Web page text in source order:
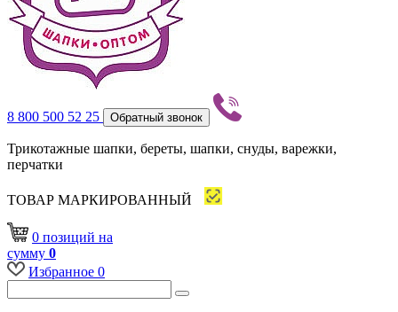
8 800 500 52 25 Обратный звонок
Трикотажные шапки, береты, шапки, снуды, варежки,
перчатки
ТОВАР МАРКИРОВАННЫЙ
0 позиций на
сумму 0
Избранное 0